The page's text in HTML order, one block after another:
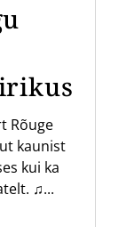
Rõuge
kaunist
kui ka
♫...